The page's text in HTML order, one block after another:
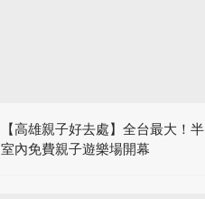
【高雄親子好去處】全台最大！半
室內免費親子遊樂場開幕